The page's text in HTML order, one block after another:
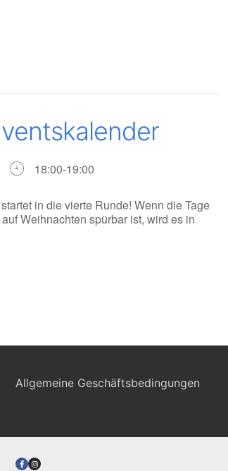
18:00-19:00
in die vierte Runde! Wenn die Tage
Weihnachten spürbar ist, wird es in
Allgemeine Geschäftsbedingungen